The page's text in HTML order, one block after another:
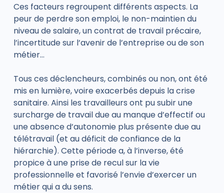
Ces facteurs regroupent différents aspects. La
peur de perdre son emploi, le non-maintien du
niveau de salaire, un contrat de travail précaire,
l’incertitude sur l’avenir de l’entreprise ou de son
métier…
Tous ces déclencheurs, combinés ou non, ont été
mis en lumière, voire exacerbés depuis la crise
sanitaire. Ainsi les travailleurs ont pu subir une
surcharge de travail due au manque d’effectif ou
une absence d’autonomie plus présente due au
télétravail (et au déficit de confiance de la
hiérarchie). Cette période a, à l’inverse, été
propice à une prise de recul sur la vie
professionnelle et favorisé l’envie d’exercer un
métier qui a du sens.